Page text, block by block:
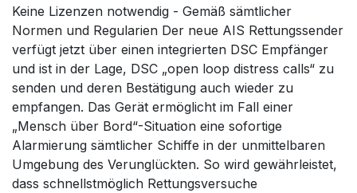
Keine Lizenzen notwendig - Gemäß sämtlicher
Normen und Regularien Der neue AIS Rettungssender
verfügt jetzt über einen integrierten DSC Empfänger
und ist in der Lage, DSC „open loop distress calls“ zu
senden und deren Bestätigung auch wieder zu
empfangen. Das Gerät ermöglicht im Fall einer
„Mensch über Bord“-Situation eine sofortige
Alarmierung sämtlicher Schiffe in der unmittelbaren
Umgebung des Verunglückten. So wird gewährleistet,
dass schnellstmöglich Rettungsversuche